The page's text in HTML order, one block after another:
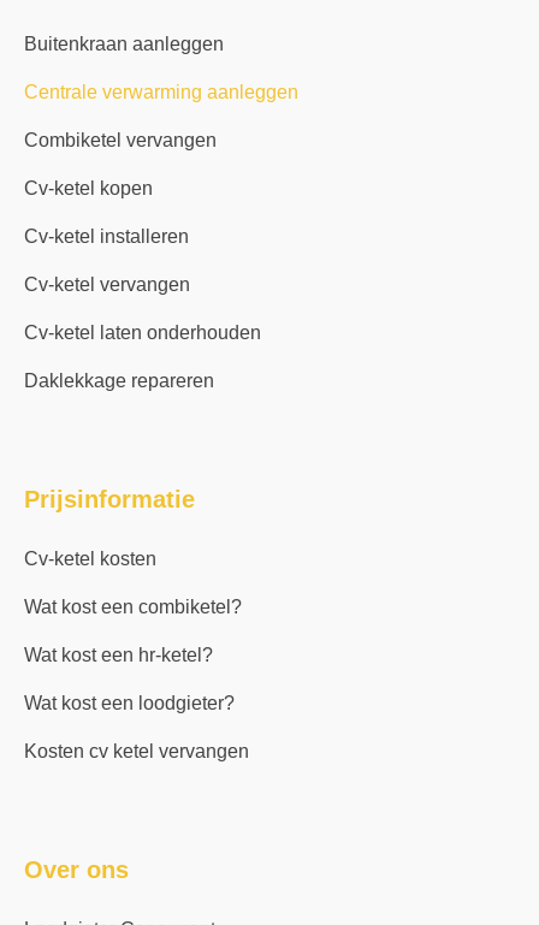
Buitenkraan aanleggen
Centrale verwarming aanleggen
Combiketel vervangen
Cv-ketel kopen
Cv-ketel installeren
Cv-ketel vervangen
Cv-ketel laten onderhouden
Daklekkage repareren
Prijsinformatie
Cv-ketel kosten
Wat kost een combiketel?
Wat kost een hr-ketel?
Wat kost een loodgieter?
Kosten cv ketel vervangen
Over ons